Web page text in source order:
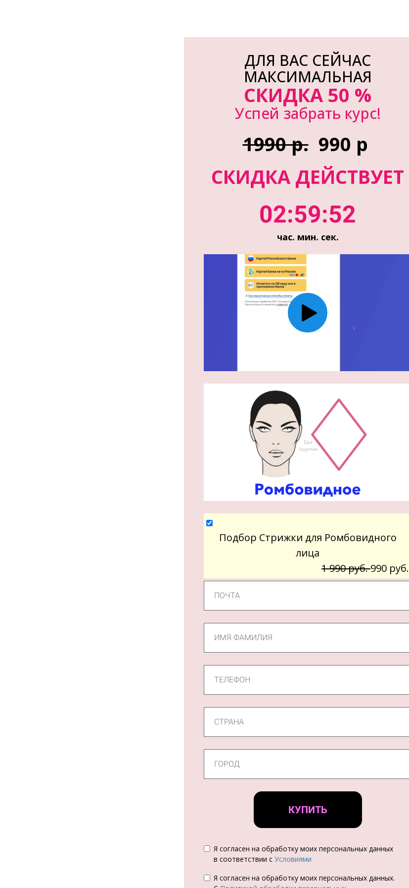
ДЛЯ ВАС СЕЙЧАС
МАКСИМАЛЬНАЯ
СКИДКА 50 %
Успей забрать курс!
1990 р.990 р
СКИДКА ДЕЙСТВУЕТ
02:59:51
час. мин. сек.
Подбор Стрижки для Ромбовидного
лица
1 990 руб.990 руб.
КУПИТЬ
Я согласен на обработку моих персональных данных
в соответствии с Условиями
Я согласен на обработку моих персональных данных.